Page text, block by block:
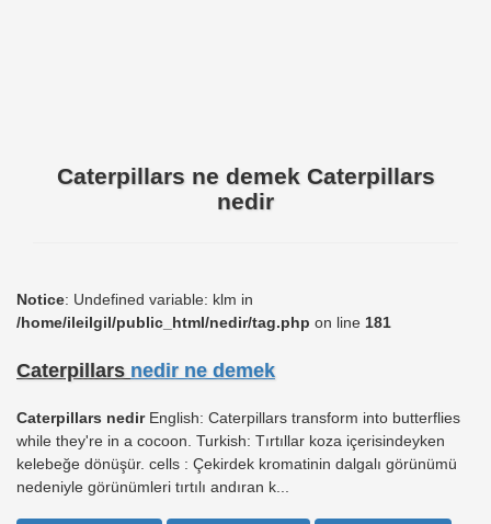
Caterpillars ne demek Caterpillars
nedir
Notice: Undefined variable: klm in
/home/ileilgil/public_html/nedir/tag.php on line 181
Caterpillars nedir ne demek
Caterpillars nedirEnglish: Caterpillars transform into butterflies
while they're in a cocoon. Turkish: Tırtıllar koza içerisindeyken
kelebeğe dönüşür. cells : Çekirdek kromatinin dalgalı görünümü
nedeniyle görünümleri tırtılı andıran k...